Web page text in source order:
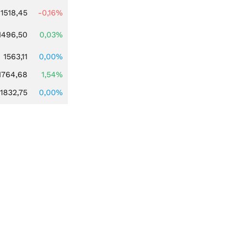
1518,45
-0,16%
0,03%
1563,11
0,00%
1,54%
1832,75 0,00%